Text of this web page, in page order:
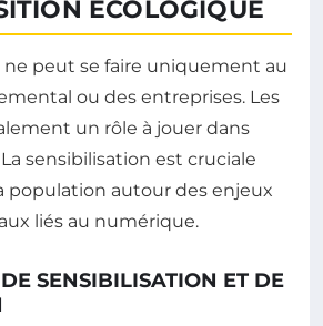
ÉCOLOGIQUE
peut se faire uniquement au
ou des entreprises. Les
un rôle à jouer dans
sensibilisation est cruciale
population autour des enjeux
liés au numérique.
SENSIBILISATION ET DE